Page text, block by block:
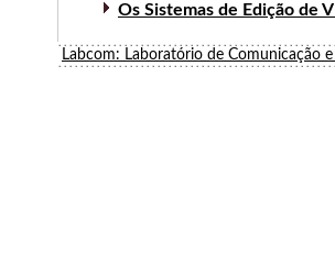
Os Sistemas de Edição de
Labcom: Laboratório de Comunicação